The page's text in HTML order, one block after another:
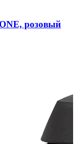
розовый